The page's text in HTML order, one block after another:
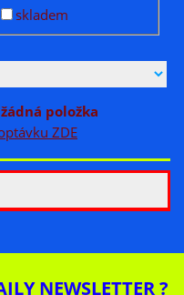
skladem
položka
ZDE
NEWSLETTER ?